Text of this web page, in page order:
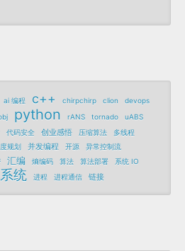
ai 编程 c++ chirpchirp clion devops
python rANS tornado uABS
代码安全 创业感悟 压缩算法
多线程
规划 并发编程 开源 异常控制流
汇编 熵编码 算法 算法部署 系统 IO
统 进程 进程通信 链接